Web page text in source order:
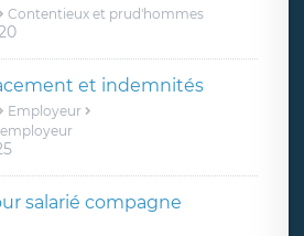
Contentieux et prud'hommes
et indemnités
Employeur
salarié compagne